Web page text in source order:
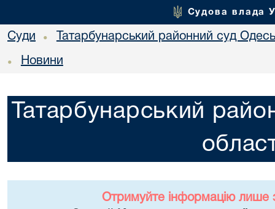
Судова влада
Суди • Татарбунарський районний суд
• Новини
Татарбунарський
Отримуйте інформацію лише